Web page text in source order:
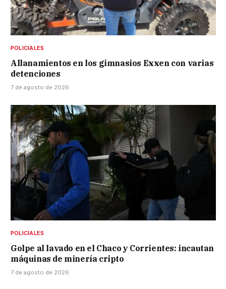
POLICIALES
Allanamientos en los gimnasios Exxen con varias
detenciones
7 de agosto de 2026
POLICIALES
Golpe al lavado en el Chaco y Corrientes: incautan
máquinas de minería cripto
7 de agosto de 2026